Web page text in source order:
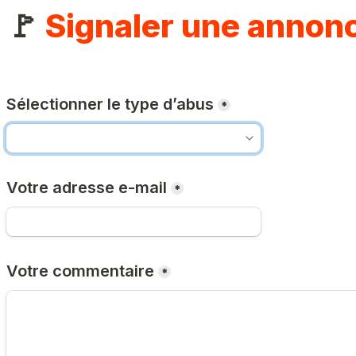
🚩 Signaler une
Sélectionner le type d’abus *
Votre adresse e-mail *
Votre commentaire *